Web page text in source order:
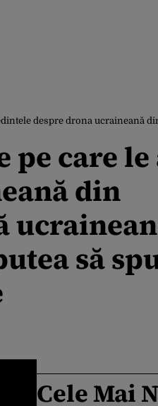
că e dronă ucraineană și că s-a autodetonat de la Miruță. Nu
care le
din
să
Cele Mai